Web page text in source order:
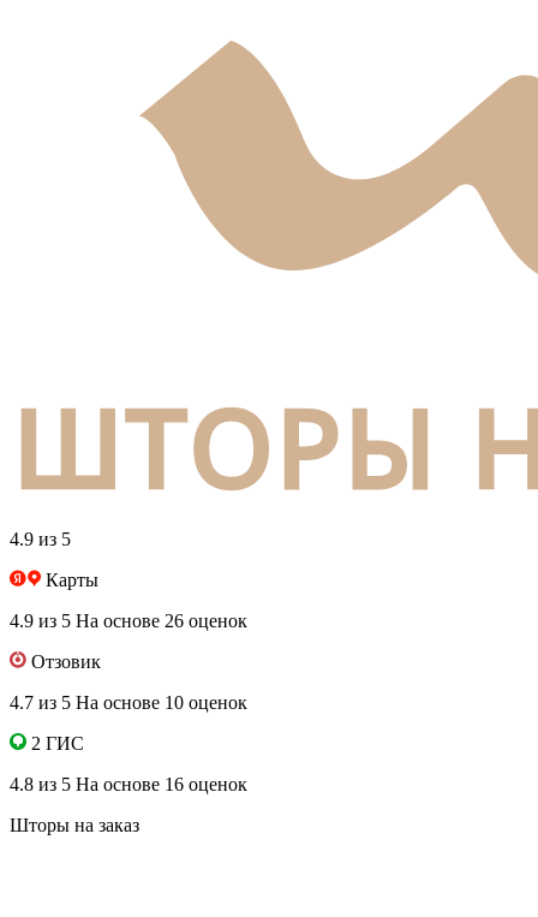
4.9 из 5
Карты
4.9 из 5 На основе 26 оценок
Отзовик
4.7 из 5 На основе 10 оценок
2 ГИС
4.8 из 5 На основе 16 оценок
Шторы на заказ